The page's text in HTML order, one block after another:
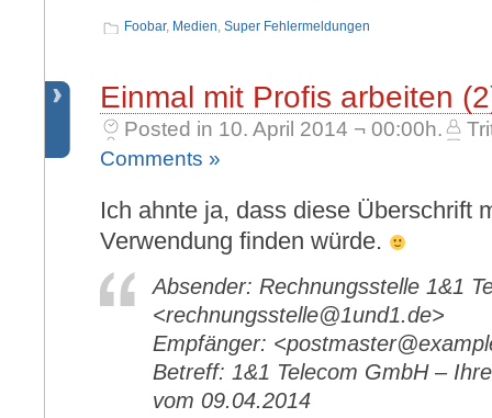
Foobar, Medien, Super Fehlermeldungen
Einmal mit Profis arbeiten
Posted in 10. April 2014 ¬ 00:00h.
Comments »
Ich ahnte ja, dass diese Überschrift
Verwendung finden würde.
Absender: Rechnungsstelle 1&1
<rechnungsstelle@1und1.de>
Empfänger:
Betreff: 1&1 Telecom GmbH –
vom 09.04.2014